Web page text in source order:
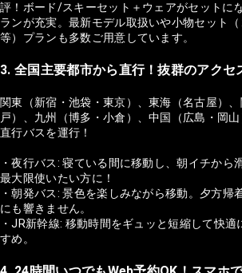
評！ボード/スキーセット＋ウェアがセットに
ランが充実。最新モデル取扱いや小物セット
等）プランも多数ご用意しています。
3. 全国主要都市から直行！抜群のアクセ
関東（新宿・池袋・東京）、東海（名古屋）
戸）、九州（博多・小倉）、中国（広島・岡
直行バスを運行！
・夜行バス: 寝ている間に移動し、朝イチから
最大限使いたい方に！
・朝発バス: 景色を楽しみながら移動。夕方帰
にも響きません。
・JR新幹線: 移動時間をギュッと短縮して快
すめ。